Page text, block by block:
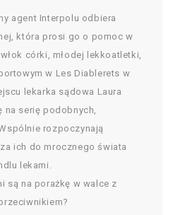
agent Interpolu odbiera
która prosi go o pomoc w
córki, młodej lekkoatletki,
w Les Diablerets w
lekarka sądowa Laura
na serię podobnych,
rozpoczynają
ich do mrocznego świata
lekami.
są na porażkę w walce z